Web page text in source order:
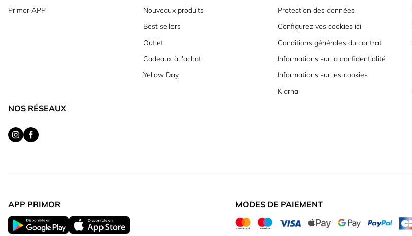
Primor APP
Nouveaux produits
Best sellers
Outlet
Cadeaux à l'achat
Yellow Day
Protection des données
Configurez vos cookies ici
Conditions générales du contrat
Informations sur la confidentialité
Informations sur les cookies
Klarna
NOS RÉSEAUX
APP PRIMOR MODES DE PAIEMENT